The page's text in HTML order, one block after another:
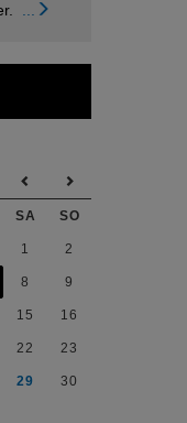
SA SO
1 2
8 9
15 16
22 23
29 30